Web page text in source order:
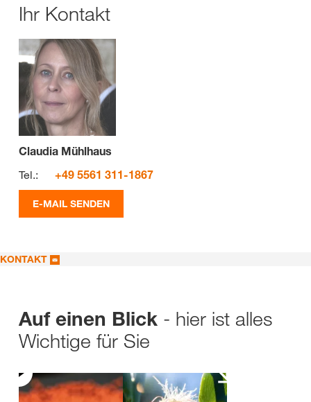
Ihr Kontakt
Claudia Mühlhaus
Tel.:
+49 5561 311-1867
E-MAIL SENDEN
KONTAKT
Auf einen Blick - hier ist alles
Wichtige für Sie